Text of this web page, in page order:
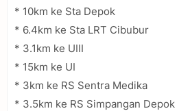
* 10km ke Sta Depok
* 6.4km ke Sta LRT Cibubur
* 3.1km ke UIII
* 15km ke UI
* 3km ke RS Sentra Medika
* 3.5km ke RS Simpangan Depok